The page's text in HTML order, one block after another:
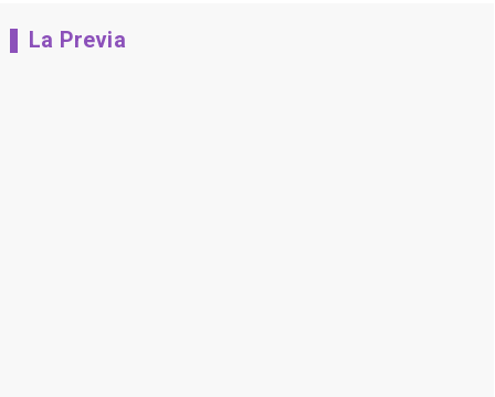
La Previa